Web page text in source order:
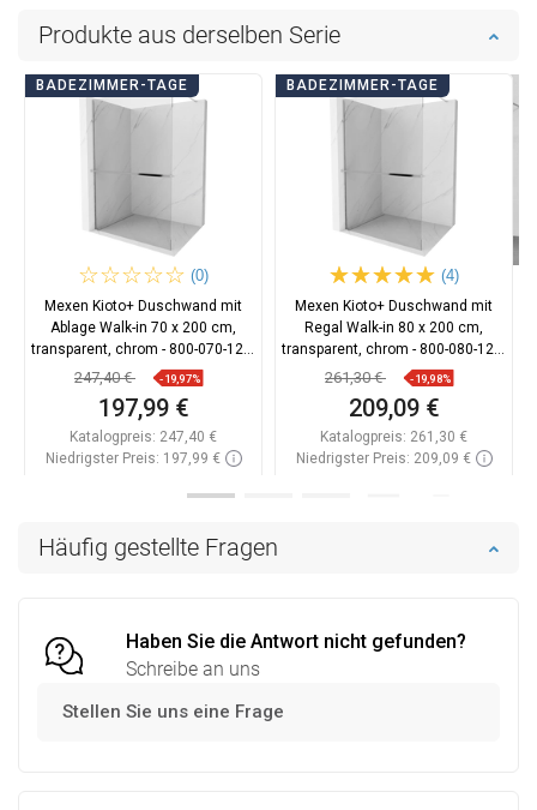
Häufig gestellte Fragen
Haben Sie die Antwort nicht gefunden?
Schreibe an uns
Stellen Sie uns eine Frage
Produkte aus derselben Serie
BADEZIMMER-TAGE
(0)
Mexen Kioto+ Duschwand mit
Ablage Walk-in 70 x 200 cm,
transparent, chrom - 800-070-121-
01-00
247,40 € -19,97%
197,99 €
Katalogpreis: 247,40 €
Niedrigster Preis: 197,99 €
BADEZIMMER-TAGE
(4)
Mexen Kioto+ Duschwand mit
Regal Walk-in 80 x 200 cm,
transparent, chrom - 800-080-121-
01-00
261,30 € -19,98%
209,09 €
Katalogpreis: 261,30 €
Niedrigster Preis: 209,09 €